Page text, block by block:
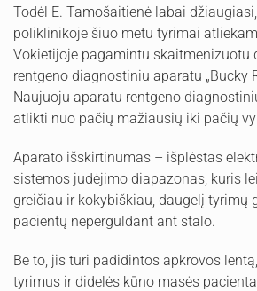
Todėl E. Tamošaitienė labai
poliklinikoje šiuo metu tyrimai
Vokietijoje pagamintu skaitmenizuotu
rentgeno diagnostiniu aparatu „Bucky
Naujuoju aparatu rentgeno
atlikti nuo pačių mažiausių iki pačių
Aparato išskirtinumas – išplėstas
sistemos judėjimo diapazonas, kuris
greičiau ir kokybiškiau, daugelį tyrimų
pacientų neperguldant ant stalo.
Be to, jis turi padidintos apkrovos
tyrimus ir didelės kūno masės